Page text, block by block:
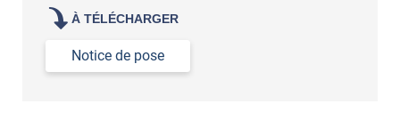
À TÉLÉCHARGER
Notice de pose